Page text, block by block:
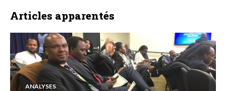
Articles apparentés
ANALYSES